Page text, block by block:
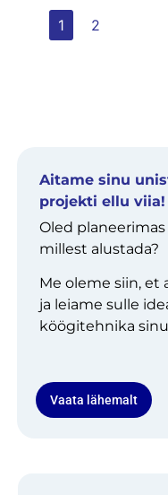
1 2
Aitame sinu
projekti ellu viia!
Oled
millest alustada?
Me oleme siin, et
ja leiame sulle
köögitehnika
Vaata lähemalt